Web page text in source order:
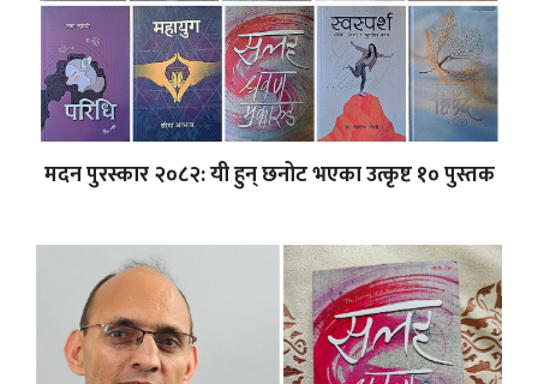
मदन पुरस्कार २०८२: यी हुन् छनोट भएका उत्कृष्ट १० पुस्तक